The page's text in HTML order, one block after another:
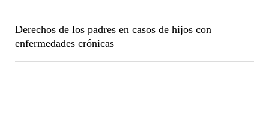
Derechos de los padres en casos de hijos con
enfermedades crónicas